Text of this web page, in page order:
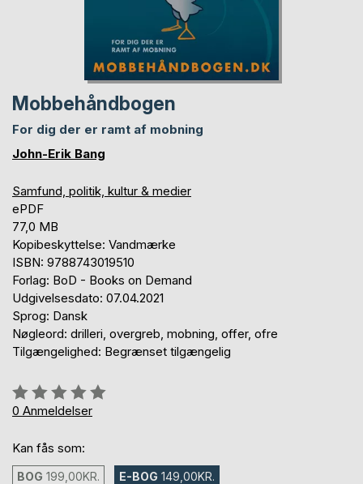
Mobbehåndbogen
For dig der er ramt af mobning
John-Erik Bang
Samfund, politik, kultur & medier
ePDF
77,0 MB
Kopibeskyttelse: Vandmærke
ISBN: 9788743019510
Forlag: BoD - Books on Demand
Udgivelsesdato: 07.04.2021
Sprog: Dansk
Nøgleord: drilleri, overgreb, mobning, offer, ofre
Tilgængelighed: Begrænset tilgængelig
Anmeldelse::
0%
0 Anmeldelser
Kan fås som:
BOG 199,00KR. E-BOG 149,00KR.